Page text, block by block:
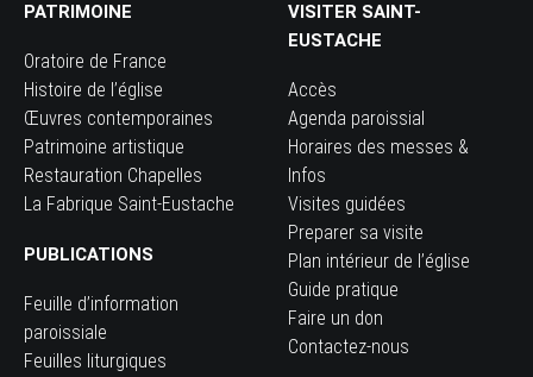
PATRIMOINE
Oratoire de France
Histoire de l’église
Œuvres contemporaines
Patrimoine artistique
Restauration Chapelles
La Fabrique Saint-Eustache
PUBLICATIONS
Feuille d’information
paroissiale
Feuilles liturgiques
VISITER SAINT-
EUSTACHE
Accès
Agenda paroissial
Horaires des messes &
Infos
Visites guidées
Preparer sa visite
Plan intérieur de l’église
Guide pratique
Faire un don
Contactez-nous